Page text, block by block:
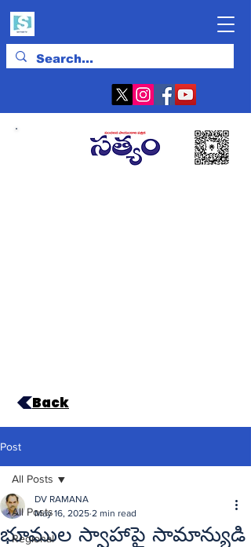
Back
Post
All Posts
Regional
All Posts
భూముల స్వాహాపై సామాన్యుడి
DV RAMANA
May 16, 2025 2 min read